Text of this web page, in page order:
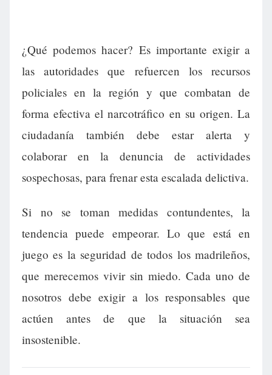
¿Qué podemos hacer? Es importante exigir a
las autoridades que refuercen los recursos
policiales en la región y que combatan de
forma efectiva el narcotráfico en su origen. La
ciudadanía también debe estar alerta y
colaborar en la denuncia de actividades
sospechosas, para frenar esta escalada delictiva.
Si no se toman medidas contundentes, la
tendencia puede empeorar. Lo que está en
juego es la seguridad de todos los madrileños,
que merecemos vivir sin miedo. Cada uno de
nosotros debe exigir a los responsables que
actúen antes de que la situación sea
insostenible.